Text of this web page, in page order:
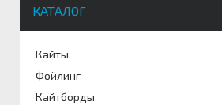
КАТАЛОГ
Кайты
Фойлинг
Кайтборды